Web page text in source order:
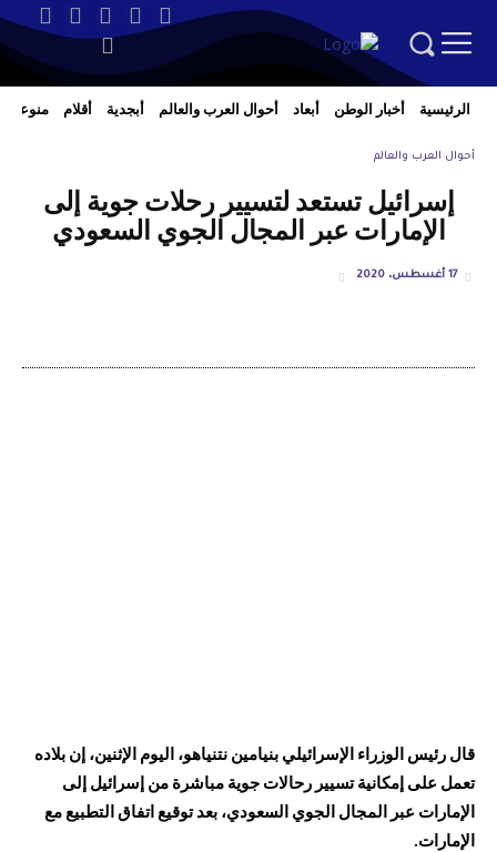
الرئيسية أخبار الوطن أبعاد أحوال العرب والعالم أبجدية أقلام منوعات
أحوال العرب والعالم
إسرائيل تستعد لتسيير رحلات جوية إلى
الإمارات عبر المجال الجوي السعودي
17 أغسطس، 2020
قال رئيس الوزراء الإسرائيلي بنيامين نتنياهو، اليوم الإثنين، إن بلاده
تعمل على إمكانية تسيير رحالات جوية مباشرة من إسرائيل إلى
الإمارات عبر المجال الجوي السعودي، بعد توقيع اتفاق التطبيع مع
الإمارات.